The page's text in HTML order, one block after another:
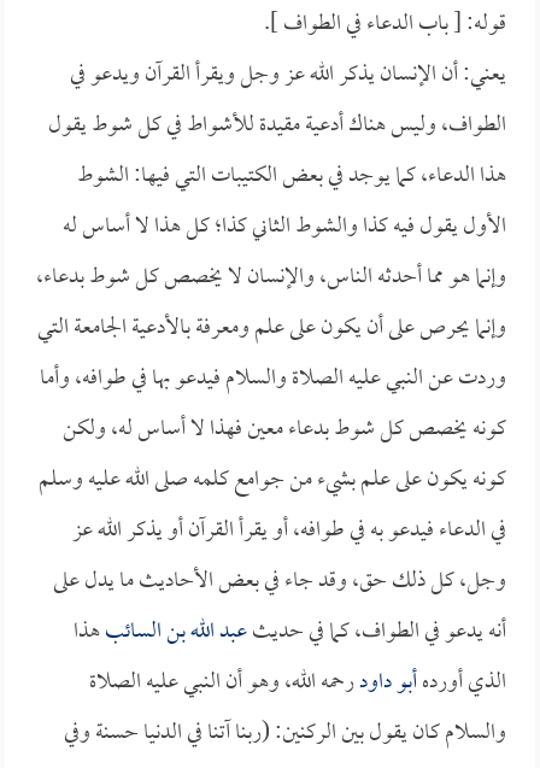
قوله: [ باب الدعاء في الطواف ].
يعني: أن الإنسان يذكر الله عز وجل ويقرأ القرآن ويدعو في
الطواف، وليس هناك أدعية مقيدة للأشواط في كل شوط يقول
هذا الدعاء، كما يوجد في بعض الكتيبات التي فيها: الشوط
الأول يقول فيه كذا والشوط الثاني كذا؛ كل هذا لا أساس له
وإنما هو مما أحدثه الناس، والإنسان لا يخصص كل شوط بدعاء،
وإنما يحرص على أن يكون على علم ومعرفة بالأدعية الجامعة التي
وردت عن النبي عليه الصلاة والسلام فيدعو بها في طوافه، وأما
كونه يخصص كل شوط بدعاء معين فهذا لا أساس له، ولكن
كونه يكون على علم بشيء من جوامع كلمه صلى الله عليه وسلم
في الدعاء فيدعو به في طوافه، أو يقرأ القرآن أو يذكر الله عز
وجل، كل ذلك حق، وقد جاء في بعض الأحاديث ما يدل على
أنه يدعو في الطواف، كما في حديثعبد الله بن السائبهذا
الذي أوردهأبو داودرحمه الله، وهو أن النبي عليه الصلاة
والسلام كان يقول بين الركنين: (ربنا آتنا في الدنيا حسنة وفي